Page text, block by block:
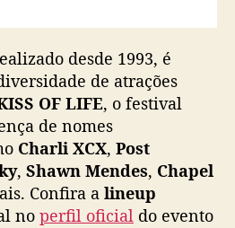
o
v
e
n
t
o
desde 1993, é
de atrações
OF LIFE, o festival
de nomes
Charli XCX, Post
, Shawn Mendes, Chapel
Confira a lineup
no perfil oficial do evento